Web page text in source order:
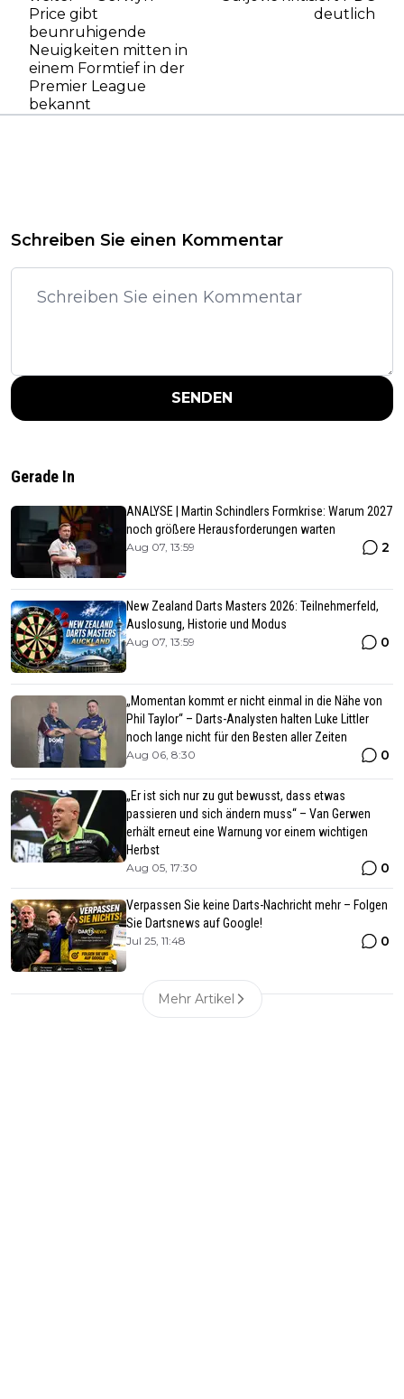
Price gibt
beunruhigende
Neuigkeiten mitten in
einem Formtief in der
Premier League
bekannt
deutlich
Schreiben Sie einen Kommentar
SENDEN
Gerade In
ANALYSE | Martin Schindlers Formkrise: Warum 2027
noch größere Herausforderungen warten
Aug 07, 13:59 2
New Zealand Darts Masters 2026: Teilnehmerfeld,
Auslosung, Historie und Modus
Aug 07, 13:59 0
„Momentan kommt er nicht einmal in die Nähe von
Phil Taylor“ – Darts-Analysten halten Luke Littler
noch lange nicht für den Besten aller Zeiten
Aug 06, 8:30 0
„Er ist sich nur zu gut bewusst, dass etwas
passieren und sich ändern muss“ – Van Gerwen
erhält erneut eine Warnung vor einem wichtigen
Herbst
Aug 05, 17:30 0
Verpassen Sie keine Darts-Nachricht mehr – Folgen
Sie Dartsnews auf Google!
Jul 25, 11:48 0
Mehr Artikel